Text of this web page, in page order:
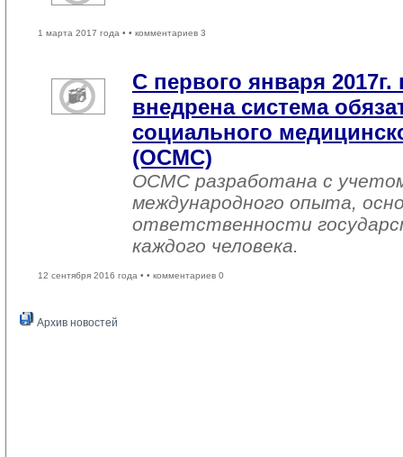
1 марта 2017 года • • комментариев 3
С первого января 2017г.
внедрена система
социального
(ОСМС)
ОСМС разработана с
международного опыта,
ответственности
каждого человека.
12 сентября 2016 года • • комментариев 0
Архив новостей